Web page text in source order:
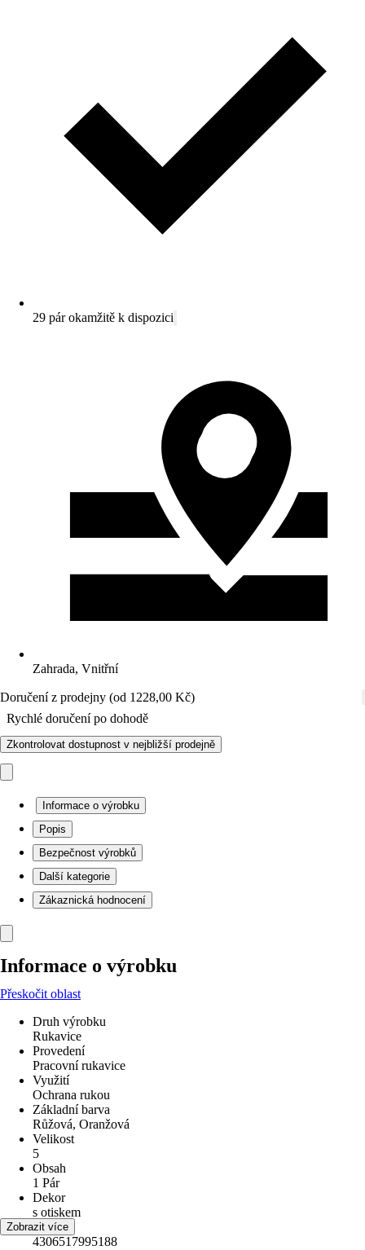
29 pár okamžitě k dispozici
Zahrada, Vnitřní
Doručení z prodejny (od 1228,00 Kč)
Rychlé doručení po dohodě
Zkontrolovat dostupnost v nejbližší prodejně
Informace o výrobku
Popis
Bezpečnost výrobků
Další kategorie
Zákaznická hodnocení
Informace o výrobku
Přeskočit oblast
Druh výrobku
Rukavice
Provedení
Pracovní rukavice
Využití
Ochrana rukou
Základní barva
Růžová, Oranžová
Velikost
5
Obsah
1 Pár
Dekor
s otiskem
EAN
4306517995188
Zobrazit více